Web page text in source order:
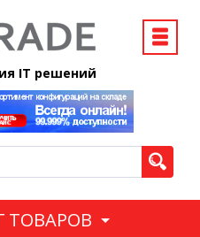
IT решений
ТОВАРОВ